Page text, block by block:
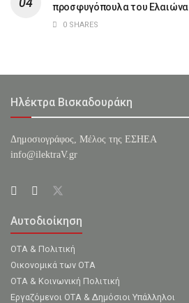
προσφυγόπουλα του Ελαιώνα
0 SHARES
Ηλέκτρα Βισκαδουράκη
Δημοσιογράφος, Μέλος της ΕΣHΕΑ
info@ilektraV.gr
Αυτοδιοίκηση
ΟΤΑ & Πολιτική
Οικονομικά των ΟΤΑ
ΟΤΑ & Κοινωνική Πολιτική
Εργαζόμενοι ΟΤΑ & Δημόσιοι Υπάλληλοι